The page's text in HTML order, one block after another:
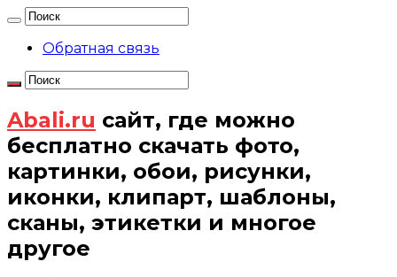
Обратная связь
Abali.ru сайт, где можно
бесплатно скачать фото,
картинки, обои, рисунки,
иконки, клипарт, шаблоны,
сканы, этикетки и многое
другое